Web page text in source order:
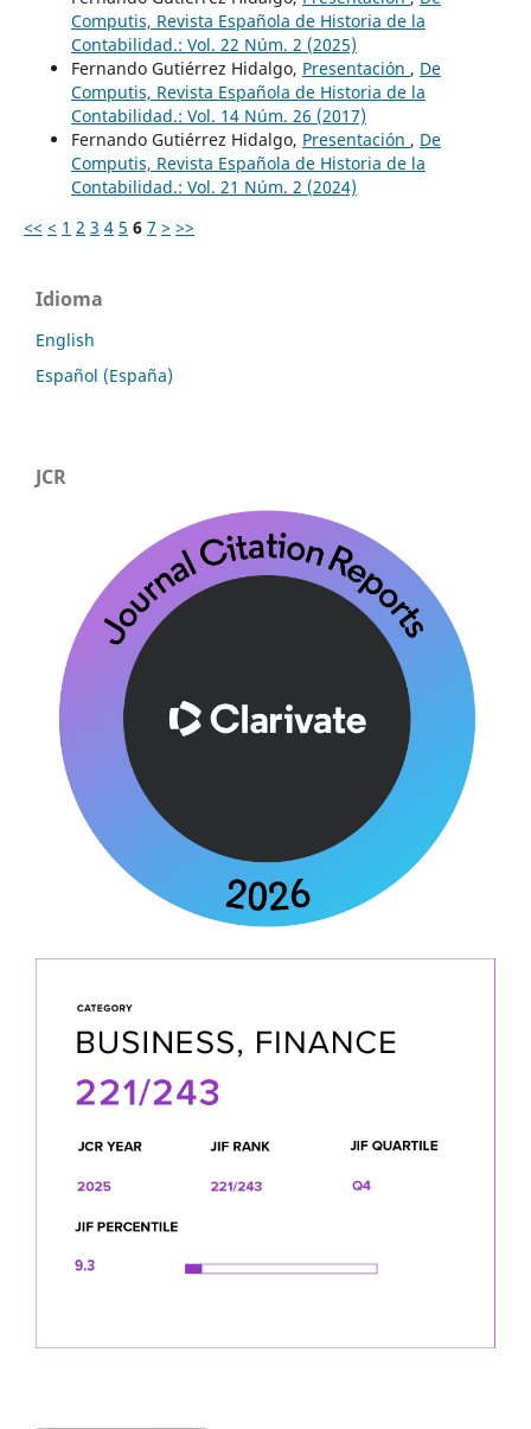
Computis, Revista Española de Historia de la
Contabilidad.: Vol. 22 Núm. 2 (2025)
Fernando Gutiérrez Hidalgo, Presentación , De
Computis, Revista Española de Historia de la
Contabilidad.: Vol. 14 Núm. 26 (2017)
Fernando Gutiérrez Hidalgo, Presentación , De
Computis, Revista Española de Historia de la
Contabilidad.: Vol. 21 Núm. 2 (2024)
<< < 1 2 3 4 5 6 7 > >>
Idioma
English
Español (España)
JCR